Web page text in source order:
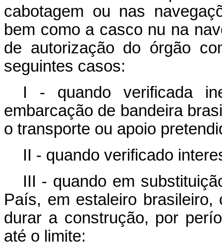
cabotagem ou nas
bem como a casco nu na
de autorização do órgão
seguintes casos:
I - quando verificada
embarcação de bandeira
o transporte ou apoio
II - quando verificado
III - quando em
País, em estaleiro
durar a construção, por
até o limite: